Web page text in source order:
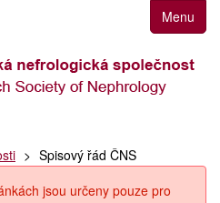
Menu
Spisový řád ČNS
jsou určeny pouze pro